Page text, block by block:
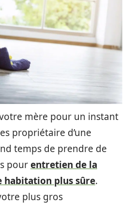
mère pour un instant
propriétaire d’une
temps de prendre de
pourentretien de la
habitation plus sûre.
plus gros